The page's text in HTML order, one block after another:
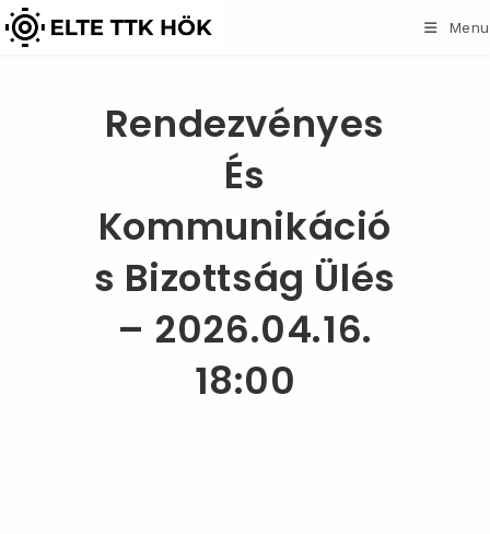
Skip
to
Menu
Rendezvényes
És
Kommunikáció
S Bizottság Ülés
– 2026.04.16.
18:00